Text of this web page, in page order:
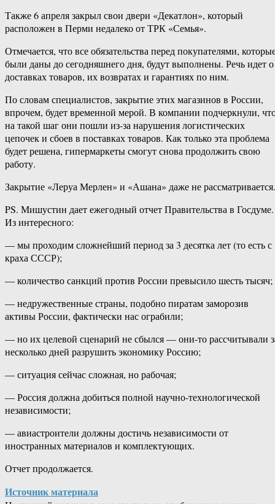
Также 6 апреля закрыл свои двери «Декатлон», который
расположен в Перми недалеко от ТРК «Семья».
Отмечается, что все обязательства перед покупателями,
были даны до сегодняшнего дня, будут выполнены. Речь идет о
доставках товаров, их возвратах и гарантиях по ним.
По словам специалистов, закрытие этих магазинов в России,
впрочем, будет временной мерой. В компании подчеркнули,
на такой шаг они пошли из-за нарушения логистических
цепочек и сбоев в поставках товаров. Как только эта проблема
будет решена, гипермаркеты смогут снова продолжить свою
работу.
Закрытие «Леруа Мерлен» и «Ашана» даже не рассматривается.
PS. Мишустин дает ежегодный отчет Правительства в Госдуме.
Из интересного:
— мы проходим сложнейший период за 3 десятка лет (то есть с
краха СССР);
— количество санкций против России превысило шесть тысяч;
— недружественные страны, подобно пиратам заморозив
активы России, фактически нас ограбили;
— но их целевой сценарий не сбылся — они-то рассчитывали
несколько дней разрушить экономику Россию;
— ситуация сейчас сложная, но рабочая;
— Россия должна добиться полной научно-технологической
независимости;
— авиастроители должны достичь независимости от
иностранных материалов и комплектующих.
Отчет продолжается.
Источник материала